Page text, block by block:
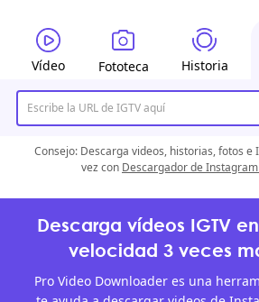
Vídeo Fototeca Historia
Consejo: Descarga videos, historias, fotos e
vez con Descargador de
Descarga vídeos IGTV
velocidad 3 veces
Pro Video Downloader es una